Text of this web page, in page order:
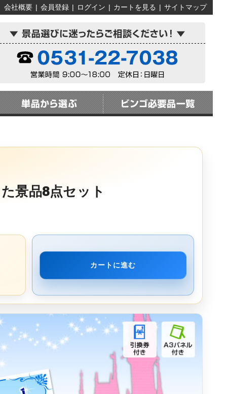
会社概要 | 会員登録 | ログイン | カートを見る | サイトマップ
景品8点セット
カートに進む